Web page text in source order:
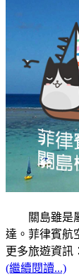
關島雖是屬
達。菲律賓航
更多旅遊資訊
(繼續閱讀...)